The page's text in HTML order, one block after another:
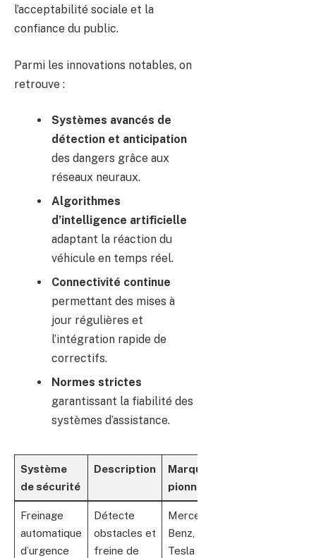
l’acceptabilité sociale et la
confiance du public.
Parmi les innovations notables, on
retrouve :
Systèmes avancés de
détection et anticipation
des dangers grâce aux
réseaux neuraux.
Algorithmes
d’intelligence artificielle
adaptant la réaction du
véhicule en temps réel.
Connectivité continue
permettant des mises à
jour régulières et
l’intégration rapide de
correctifs.
Normes strictes
garantissant la fiabilité des
systèmes d’assistance.
Système
de sécurité
Description
Marques
pionnières
Freinage
automatique
d’urgence
Détecte
obstacles et
freine de
Mercedes-
Benz, BMW,
Tesla